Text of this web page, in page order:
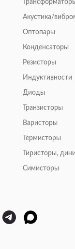
Акустика/
Оптопары
Конденсаторы
Резисторы
Индуктивности
Диоды
Транзисторы
Варисторы
Термисторы
Тиристоры,
Симисторы